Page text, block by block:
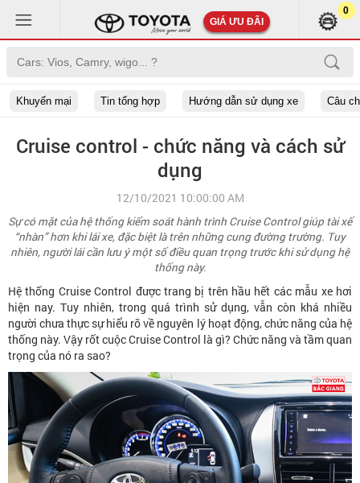
GIÁ ƯU ĐÃI
0
Khuyến mại Tin tổng hợp Hướng dẫn sử dụng xe Câu
Cruise control - chức năng và cách sử
dụng
12/10/2021 10:00:00 AM
Sự có mặt của hệ thống kiểm soát hành trình Cruise Control giúp tài xế
“nhàn” hơn khi lái xe, đặc biệt là trên những cung đường trường. Tuy
nhiên, người lái cần lưu ý một số điều quan trọng trước khi sử dụng hệ
thống này.
Hệ thống Cruise Control được trang bị trên hầu hết các mẫu xe hơi
hiện nay. Tuy nhiên, trong quá trình sử dụng, vẫn còn khá nhiều
người chưa thực sự hiểu rõ về nguyên lý hoạt động, chức năng của hệ
thống này. Vậy rốt cuộc Cruise Control là gì? Chức năng và tầm quan
trọng của nó ra sao?